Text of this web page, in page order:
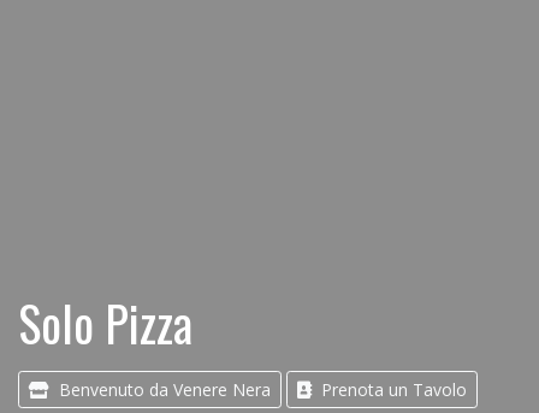
Solo Pizza
Benvenuto da Venere Nera Prenota un Tavolo